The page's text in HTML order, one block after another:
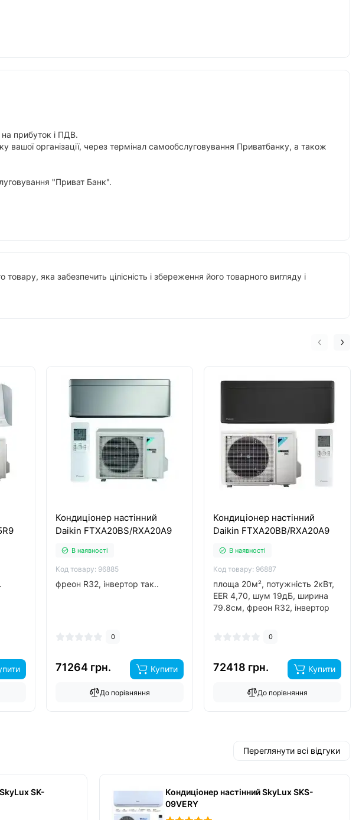
прибуток і ПДВ.
вашої організації, через термінал самообслуговування Приватбанку, а також
"Приват Банк".
яка забезпечить цілісність і збереження його товарного вигляду і
Кондиціонер настінний
Daikin FTXA20BS/RXA20A9
В наявності
Код товару: 96885
фреон R32, інвертор так..
0
71264 грн. Купити
До порівняння
Кондиціонер настінний
Daikin FTXA20BB/RXA20A9
В наявності
Код товару: 96887
площа 20м², потужність 2кВт,
EER 4,70, шум 19дБ, ширина
79.8см, фреон R32, інвертор
0
72418 грн. Купити
До порівняння
Переглянути всі відгуки
SK-
Кондиціонер настінний SkyLux SKS-
09VERY